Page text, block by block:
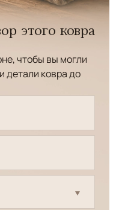
этого ковра
чтобы вы могли
детали ковра до